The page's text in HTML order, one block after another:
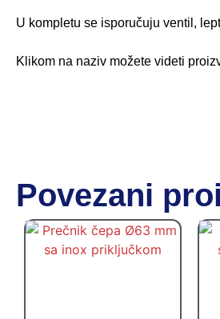
U kompletu se isporučuju ventil,
Klikom na naziv možete videti
Povezani